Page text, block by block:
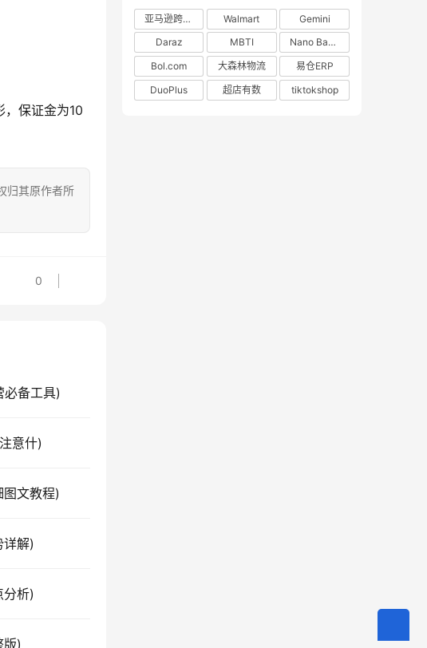
保证金为10
归其原作者所
0
必备工具)
意什)
文教程)
解)
析)
版)
亚马逊跨境电商 Walmart
Gemini
Daraz
MBTI
Nano Banana
Bol.com
大森林物流
易仓ERP
DuoPlus
超店有数 tiktokshop